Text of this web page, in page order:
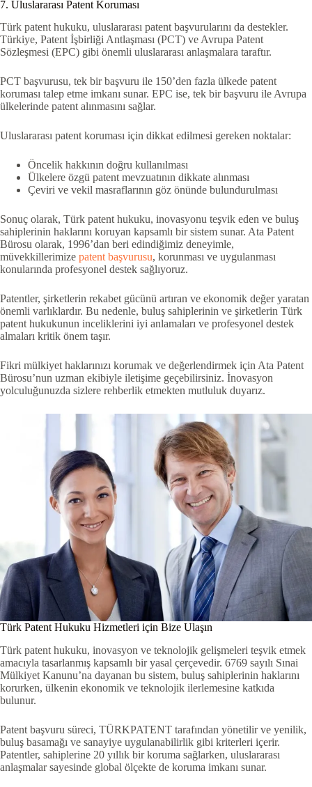
7. Uluslararası Patent Koruması
Türk patent hukuku, uluslararası patent başvurularını da destekler.
Türkiye, Patent İşbirliği Antlaşması (PCT) ve Avrupa Patent
Sözleşmesi (EPC) gibi önemli uluslararası anlaşmalara taraftır.
PCT başvurusu, tek bir başvuru ile 150’den fazla ülkede patent
koruması talep etme imkanı sunar. EPC ise, tek bir başvuru ile Avrupa
ülkelerinde patent alınmasını sağlar.
Uluslararası patent koruması için dikkat edilmesi gereken noktalar:
Öncelik hakkının doğru kullanılması
Ülkelere özgü patent mevzuatının dikkate alınması
Çeviri ve vekil masraflarının göz önünde bulundurulması
Sonuç olarak, Türk patent hukuku, inovasyonu teşvik eden ve buluş
sahiplerinin haklarını koruyan kapsamlı bir sistem sunar. Ata Patent
Bürosu olarak, 1996’dan beri edindiğimiz deneyimle,
müvekkillerimize patent başvurusu, korunması ve uygulanması
konularında profesyonel destek sağlıyoruz.
Patentler, şirketlerin rekabet gücünü artıran ve ekonomik değer yaratan
önemli varlıklardır. Bu nedenle, buluş sahiplerinin ve şirketlerin Türk
patent hukukunun inceliklerini iyi anlamaları ve profesyonel destek
almaları kritik önem taşır.
Fikri mülkiyet haklarınızı korumak ve değerlendirmek için Ata Patent
Bürosu’nun uzman ekibiyle iletişime geçebilirsiniz. İnovasyon
yolculuğunuzda sizlere rehberlik etmekten mutluluk duyarız.
Türk Patent Hukuku Hizmetleri için Bize Ulaşın
Türk patent hukuku, inovasyon ve teknolojik gelişmeleri teşvik etmek
amacıyla tasarlanmış kapsamlı bir yasal çerçevedir. 6769 sayılı Sınai
Mülkiyet Kanunu’na dayanan bu sistem, buluş sahiplerinin haklarını
korurken, ülkenin ekonomik ve teknolojik ilerlemesine katkıda
bulunur.
Patent başvuru süreci, TÜRKPATENT tarafından yönetilir ve yenilik,
buluş basamağı ve sanayiye uygulanabilirlik gibi kriterleri içerir.
Patentler, sahiplerine 20 yıllık bir koruma sağlarken, uluslararası
anlaşmalar sayesinde global ölçekte de koruma imkanı sunar.